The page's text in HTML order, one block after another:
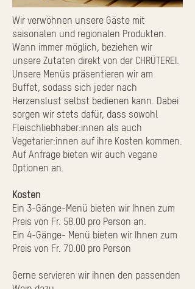
Wir verwöhnen unsere Gäste mit
saisonalen und regionalen Produkten.
Wann immer möglich, beziehen wir
unsere Zutaten direkt von der CHRÜTEREI.
Unsere Menüs präsentieren wir am
Buffet, sodass sich jeder nach
Herzenslust selbst bedienen kann. Dabei
sorgen wir stets dafür, dass sowohl
Fleischliebhaber:innen als auch
Vegetarier:innen auf ihre Kosten kommen.
Auf Anfrage bieten wir auch vegane
Optionen an.
Kosten
Ein 3-Gänge-Menü bieten wir Ihnen zum
Preis von Fr. 58.00 pro Person an.
Ein 4-Gänge- Menü bieten wir Ihnen zum
Preis von Fr. 70.00 pro Person
Gerne servieren wir ihnen den passenden